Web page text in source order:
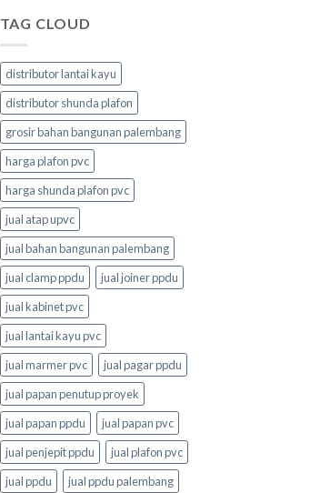
TAG CLOUD
distributor lantai kayu
distributor shunda plafon
grosir bahan bangunan palembang
harga plafon pvc
harga shunda plafon pvc
jual atap upvc
jual bahan bangunan palembang
jual clamp ppdu
jual joiner ppdu
jual kabinet pvc
jual lantai kayu pvc
jual marmer pvc
jual pagar ppdu
jual papan penutup proyek
jual papan ppdu
jual papan pvc
jual penjepit ppdu
jual plafon pvc
jual ppdu
jual ppdu palembang